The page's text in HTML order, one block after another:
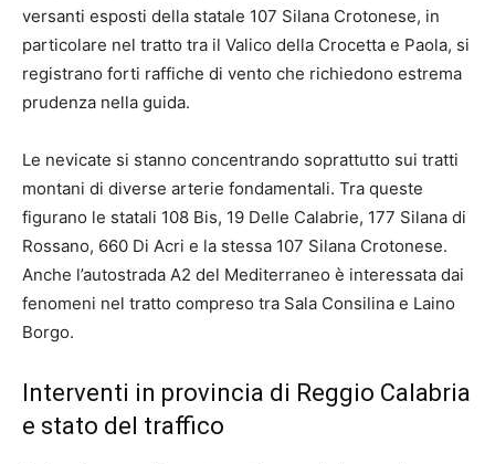
versanti esposti della statale 107 Silana Crotonese, in
particolare nel tratto tra il Valico della Crocetta e Paola, si
registrano forti raffiche di vento che richiedono estrema
prudenza nella guida.
Le nevicate si stanno concentrando soprattutto sui tratti
montani di diverse arterie fondamentali. Tra queste
figurano le statali 108 Bis, 19 Delle Calabrie, 177 Silana di
Rossano, 660 Di Acri e la stessa 107 Silana Crotonese.
Anche l’autostrada A2 del Mediterraneo è interessata dai
fenomeni nel tratto compreso tra Sala Consilina e Laino
Borgo.
Interventi in provincia di Reggio Calabria
e stato del traffico